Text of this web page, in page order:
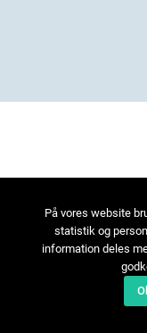
På vores website
statistik og
information deles